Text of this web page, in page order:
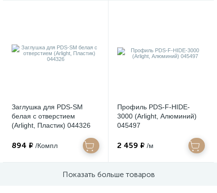
Заглушка для PDS-SM
белая с отверстием
(Arlight, Пластик) 044326
894 ₽ /Компл
Профиль PDS-F-HIDE-
3000 (Arlight, Алюминий)
045497
2 459 ₽ /м
Показать больше товаров